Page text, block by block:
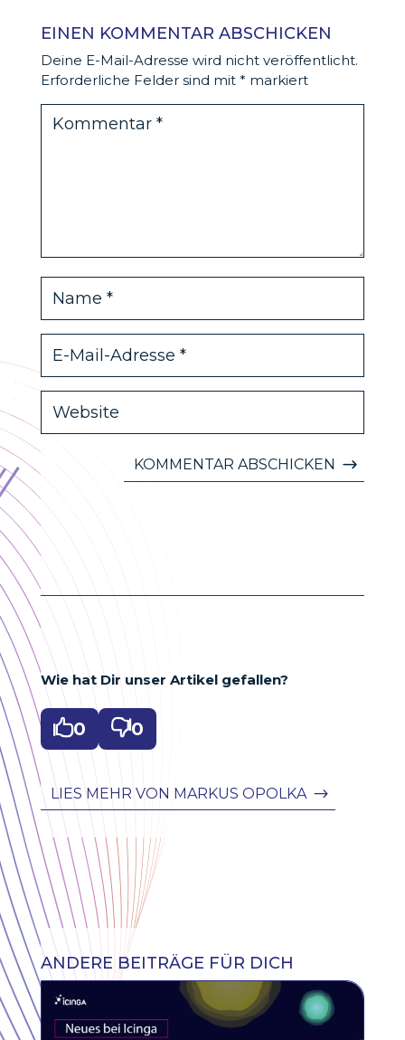
EINEN KOMMENTAR ABSCHICKEN
Deine E-Mail-Adresse wird nicht veröffentlicht.
Erforderliche Felder sind mit * markiert
KOMMENTAR ABSCHICKEN
Wie hat Dir unser Artikel gefallen?
0 0
LIES MEHR VON MARKUS OPOLKA
ANDERE BEITRÄGE FÜR DICH